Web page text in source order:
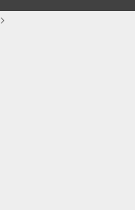
>